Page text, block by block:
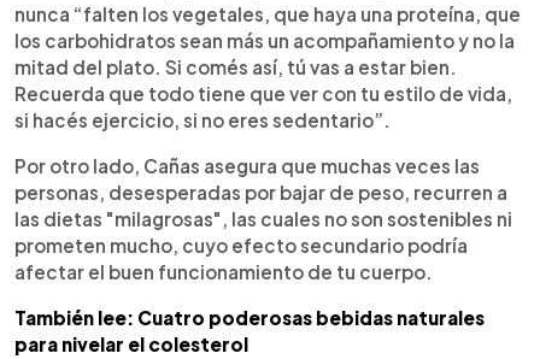
nunca “falten los vegetales, que haya una proteína, que
los carbohidratos sean más un acompañamiento y no la
mitad del plato. Si comés así, tú vas a estar bien.
Recuerda que todo tiene que ver con tu estilo de vida,
si hacés ejercicio, si no eres sedentario”.
Por otro lado, Cañas asegura que muchas veces las
personas, desesperadas por bajar de peso, recurren a
las dietas "milagrosas", las cuales no son sostenibles ni
prometen mucho, cuyo efecto secundario podría
afectar el buen funcionamiento de tu cuerpo.
También lee: Cuatro poderosas bebidas naturales
para nivelar el colesterol